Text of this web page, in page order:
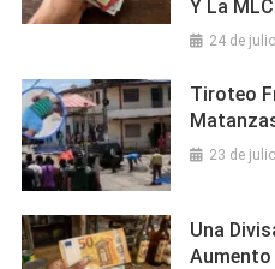
Y La
24 de
Tiroteo
23 de
Una
Aumento